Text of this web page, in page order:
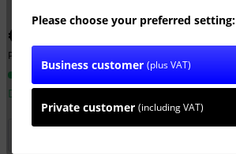
€70.00 *
Prices plus VAT
Ready to ship today,
Delivery time appr. 1-3 workdays
Please choose your preferred setting:
Business customer (plus VAT)
Private customer (including VAT)